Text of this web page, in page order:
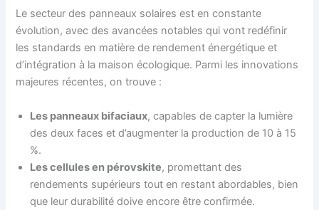
Le secteur des panneaux solaires est en constante
évolution, avec des avancées notables qui vont redéfinir
les standards en matière de rendement énergétique et
d’intégration à la maison écologique. Parmi les innovations
majeures récentes, on trouve :
Les panneaux bifaciaux, capables de capter la lumière
des deux faces et d’augmenter la production de 10 à 15
%.
Les cellules en pérovskite, promettant des
rendements supérieurs tout en restant abordables, bien
que leur durabilité doive encore être confirmée.